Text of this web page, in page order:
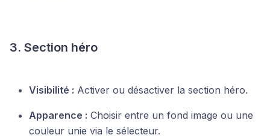
3. Section héro
Visibilité : Activer ou désactiver la section héro.
Apparence : Choisir entre un fond image ou une
couleur unie via le sélecteur.